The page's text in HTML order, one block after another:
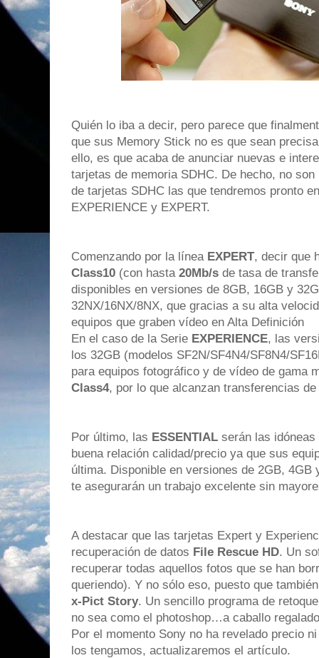
Quién lo iba a decir, pero parece que
que sus Memory Stick no es que sean
ello, es que acaba de anunciar nuevas e
tarjetas de memoria SDHC. De hecho, no
de tarjetas SDHC las que tendremos pronto
EXPERIENCE y EXPERT.
Comenzando por la línea EXPERT, decir que
Class10 (con hasta 20Mb/s de tasa de
disponibles en versiones de 8GB, 16GB y
32NX/16NX/8NX, que gracias a su alta
equipos que graben vídeo en Alta Definición
En el caso de la Serie EXPERIENCE, las
los 32GB (modelos SF2N/SF4N4/SF8N4/
para equipos fotográfico y de vídeo de gama
Class4, por lo que alcanzan transferencias
Por último, las ESSENTIAL serán las
buena relación calidad/precio ya que sus
última. Disponible en versiones de 2GB,
te asegurarán un trabajo excelente sin
A destacar que las tarjetas Expert y
recuperación de datos File Rescue HD. Un
recuperar todas aquellos fotos que se han
queriendo). Y no sólo eso, puesto que
x-Pict Story. Un sencillo programa de
no sea como el photoshop…a caballo
Por el momento Sony no ha revelado precio
los tengamos, actualizaremos el artículo.